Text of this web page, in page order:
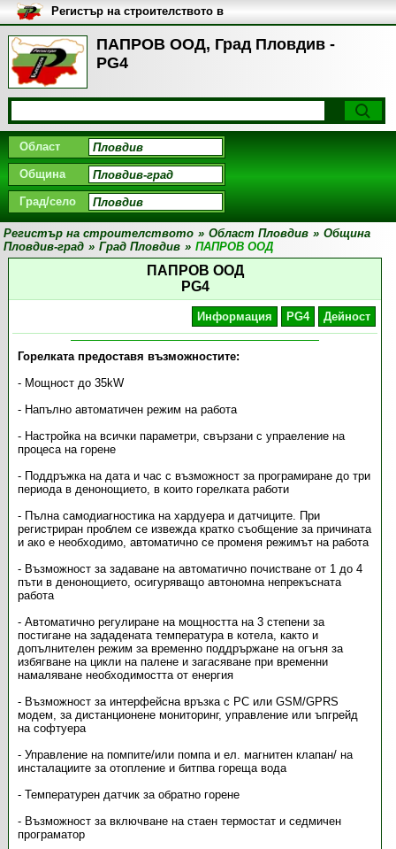
ПАПРОВ ООД, Град Пловдив -
PG4
Регистър на строителството в
България
Област
Община
Град/село
Регистър на строителството » Област Пловдив » Община
Пловдив-град » Град Пловдив » ПАПРОВ ООД
ПАПРОВ ООД
PG4
Информация PG4 Дейност
Горелката предоставя възможностите:
- Мощност до 35kW
- Напълно автоматичен режим на работа
- Настройка на всички параметри, свързани с упраеление на
процеса на горене
- Поддръжка на дата и час с възможност за програмиране до три
периода в денонощието, в които горелката работи
- Пълна самодиагностика на хардуера и датчиците. При
регистриран проблем се извежда кратко съобщение за причината
и ако е необходимо, автоматично се променя режимът на работа
- Възможност за задаване на автоматично почистване от 1 до 4
пъти в денонощието, осигуряващо автономна непрекъсната
работа
- Автоматично регулиране на мощността на 3 степени за
постигане на зададената температура в котела, както и
допълнителен режим за временно поддрържане на огъня за
избягване на цикли на палене и загасяване при временни
намаляване необходимостта от енергия
- Възможност за интерфейсна връзка с PC или GSM/GPRS
модем, за дистанционене мониторинг, управление или ъпгрейд
на софтуера
- Управление на помпите/или помпа и ел. магнитен клапан/ на
инсталациите за отопление и битпва гореща вода
- Температурен датчик за обратно горене
- Възможност за включване на стаен термостат и седмичен
програматор